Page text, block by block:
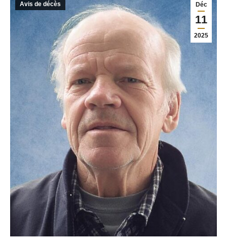
Déc
11
2025
Avis de décès